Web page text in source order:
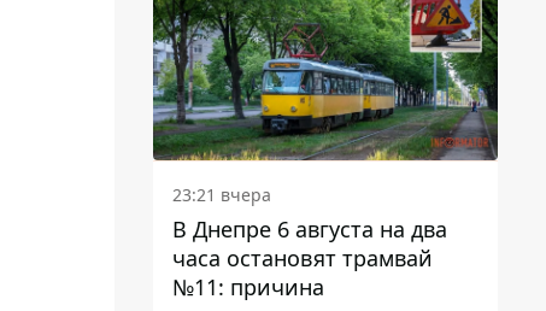
23:21 вчера
В Днепре 6 августа на два
часа остановят трамвай
№11: причина